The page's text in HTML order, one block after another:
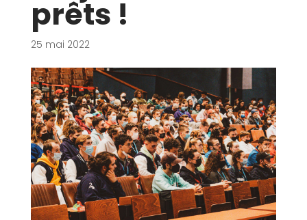
prêts !
25 mai 2022